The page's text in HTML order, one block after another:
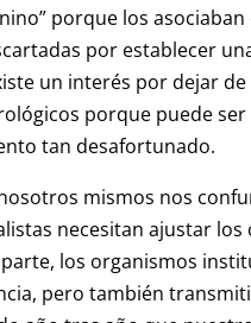
porque los
por establecer
un interés por dejar
porque puede
tan desafortunado.
mismos nos
necesitan ajustar
los organismos
pero también